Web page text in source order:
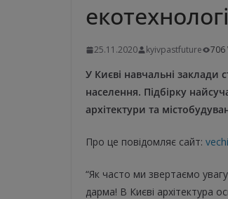
25.11.2020 kyivpastfuture 706
У Києві навчальні
населення. Підбірку
архітектури та
Про це повідомляє сайт:
“Як часто ми звертаємо
дарма! В Києві архітектура